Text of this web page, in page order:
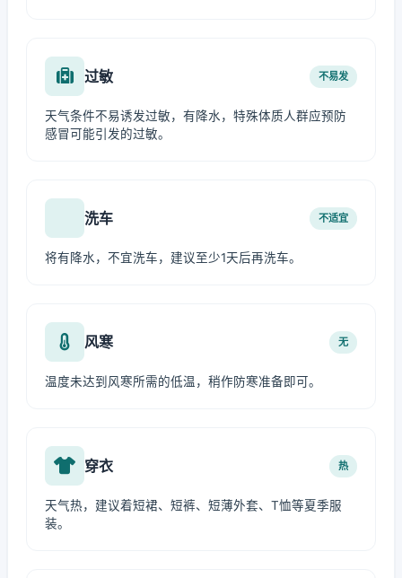
过敏 不易发
天气条件不易诱发过敏，有降水，特殊体质人群应预防
感冒可能引发的过敏。
洗车 不适宜
将有降水，不宜洗车，建议至少1天后再洗车。
风寒 无
温度未达到风寒所需的低温，稍作防寒准备即可。
穿衣 热
天气热，建议着短裙、短裤、短薄外套、T恤等夏季服
装。